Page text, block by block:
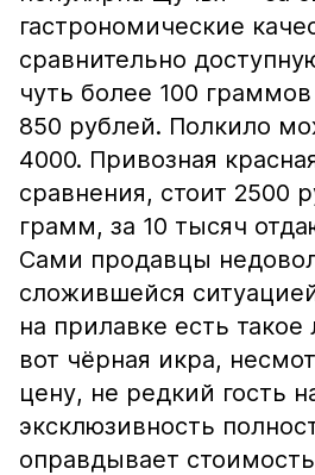
гастрономические
сравнительно
чуть более 100
850 рублей. Полкило
4000. Привозная
сравнения, стоит 2500
грамм, за 10 тысяч
Сами продавцы
сложившейся
на прилавке есть
вот чёрная икра,
цену, не редкий гость
эксклюзивность
оправдывает